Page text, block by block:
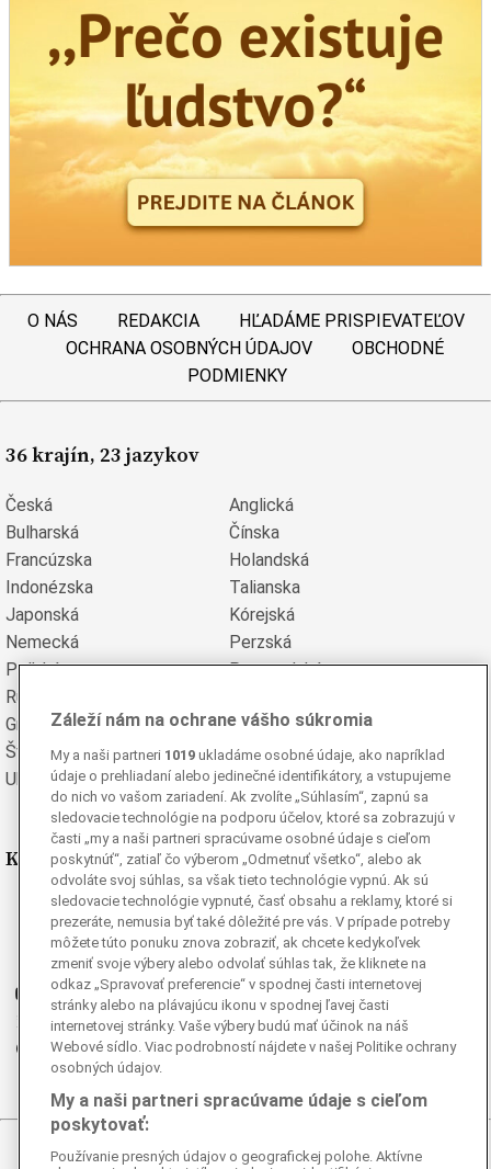
O NÁS REDAKCIA
HĽADÁME PRISPIEVATEĽOV
OCHRANA OSOBNÝCH ÚDAJOV
OBCHODNÉ
PODMIENKY
36 krajín, 23 jazykov
Česká
Anglická
Bulharská
Čínska
Francúzska
Holandská
Indonézska
Talianska
Japonská
Kórejská
Nemecká
Perzská
Poľská
Portugalská
Rumunská
Grécka
Španielska
Švédska
Turecká
Ukrajinská
Vietnamská
Kde nás nájdete
Facebook
Instagram
Ganjing
Youtube
Twitter
Telegram
RSS
© 2026 Epoch Times Slovensko
Záleží nám na ochrane vášho súkromia
My a naši partneri 1019 ukladáme osobné údaje, ako napríklad
údaje o prehliadaní alebo jedinečné identifikátory, a vstupujeme
do nich vo vašom zariadení. Ak zvolíte „Súhlasím“, zapnú sa
sledovacie technológie na podporu účelov, ktoré sa zobrazujú v
časti „my a naši partneri spracúvame osobné údaje s cieľom
poskytnúť“, zatiaľ čo výberom „Odmetnuť všetko“, alebo ak
odvoláte svoj súhlas, sa však tieto technológie vypnú. Ak sú
sledovacie technológie vypnuté, časť obsahu a reklamy, ktoré si
prezeráte, nemusia byť také dôležité pre vás. V prípade potreby
môžete túto ponuku znova zobraziť, ak chcete kedykoľvek
zmeniť svoje výbery alebo odvolať súhlas tak, že kliknete na
odkaz „Spravovať preferencie“ v spodnej časti internetovej
stránky alebo na plávajúcu ikonu v spodnej ľavej časti
internetovej stránky. Vaše výbery budú mať účinok na náš
Webové sídlo. Viac podrobností nájdete v našej Politike ochrany
osobných údajov.
My a naši partneri spracúvame údaje s cieľom
poskytovať:
Používanie presných údajov o geografickej polohe. Aktívne